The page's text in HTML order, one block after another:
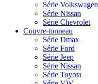
Série Volkswagen
Série Nissan
Série Chevrolet
Couvre-tonneau
Série Dmax
Série Ford
Série Jeep
Série Nissan
Série Toyota